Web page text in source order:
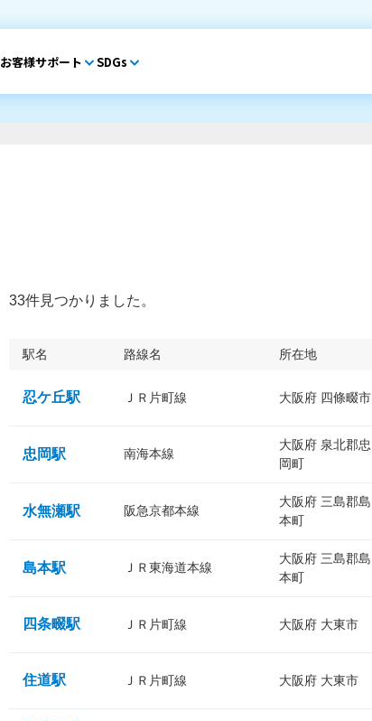
お客様サポート SDGs
33件見つかりました。
駅名 路線名 所在地
忍ケ丘駅 ＪＲ片町線 大阪府 四條畷市
忠岡駅 南海本線
大阪府 泉北郡忠
岡町
水無瀬駅 阪急京都本線
大阪府 三島郡島
本町
島本駅 ＪＲ東海道本線
大阪府 三島郡島
本町
四条畷駅 ＪＲ片町線 大阪府 大東市
住道駅 ＪＲ片町線 大阪府 大東市